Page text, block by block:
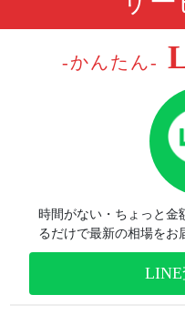
-かんたん-
時間がない・ちょっと金
るだけで最新の相場をお